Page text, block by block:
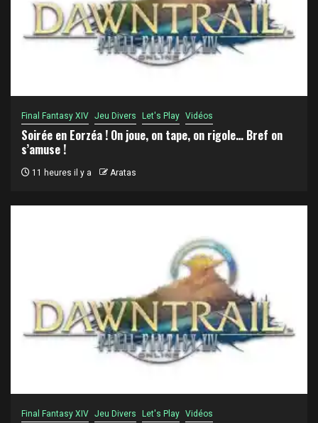
Final Fantasy XIV Jeu Divers Let's Play Vidéos
Soirée en Eorzéa ! On joue, on tape, on rigole… Bref on
s’amuse !
11 heures il y a Aratas
Final Fantasy XIV Jeu Divers Let's Play Vidéos